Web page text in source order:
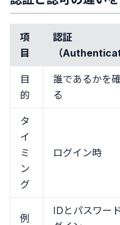
項
目
認証
（
目
的
誰であるかを
る
タ
イ
ミ
ン
グ
ログイン時
例
IDとパスワー